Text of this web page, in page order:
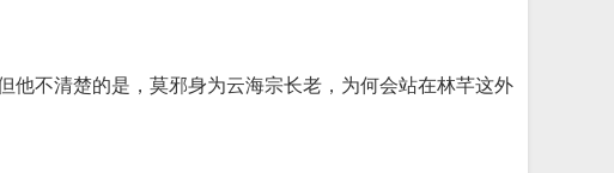
他不清楚的是，莫邪身为云海宗长老，为何会站在林芊这外